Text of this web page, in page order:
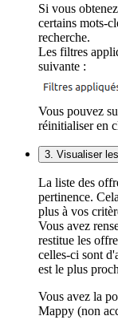
Si vous
certains mots-
recherche.
Les filtres
suivante :
Vous pouvez
réinitialiser en
3. Visualiser
La liste des
pertinence.
plus à vos
Vous avez
restitue les
celles-ci sont
est le plus
Vous avez la
Mappy (non